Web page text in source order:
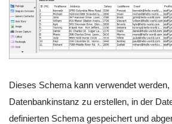
Dieses Schema kann verwendet
Datenbankinstanz zu erstellen, in der
definierten Schema gespeichert und